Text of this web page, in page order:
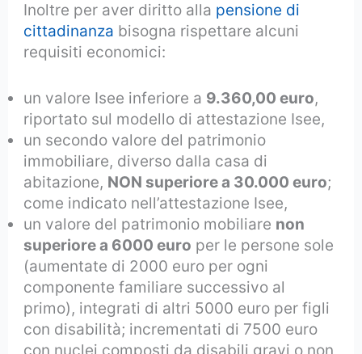
Inoltre per aver diritto alla pensione di
cittadinanza bisogna rispettare alcuni
requisiti economici:
un valore Isee inferiore a 9.360,00 euro,
riportato sul modello di attestazione Isee,
un secondo valore del patrimonio
immobiliare, diverso dalla casa di
abitazione, NON superiore a 30.000 euro;
come indicato nell’attestazione Isee,
un valore del patrimonio mobiliare non
superiore a 6000 euro per le persone sole
(aumentate di 2000 euro per ogni
componente familiare successivo al
primo), integrati di altri 5000 euro per figli
con disabilità; incrementati di 7500 euro
con nuclei composti da disabili gravi o non